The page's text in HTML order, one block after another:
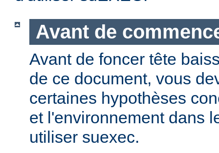
Avant de
Avant de foncer tête
de ce document, vous
certaines hypothèses
et l'environnement dans
utiliser suexec.